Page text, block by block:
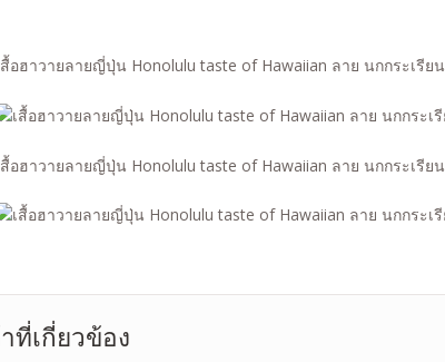
สื้อฮาวายลายญี่ปุ่น Honolulu taste of Hawaiian ลาย นกกระเรียน
สื้อฮาวายลายญี่ปุ่น Honolulu taste of Hawaiian ลาย นกกระเรียน
ที่เกี่ยวข้อง